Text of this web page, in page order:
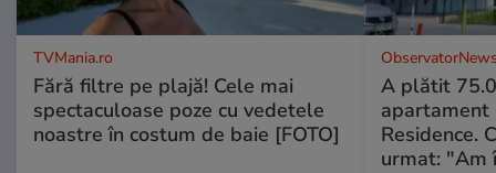
TVMania.ro
Fără filtre pe plajă! Cele mai
spectaculoase poze cu vedetele
noastre în costum de baie [FOTO]
A plătit
apartament
Residence.
urmat: "Am